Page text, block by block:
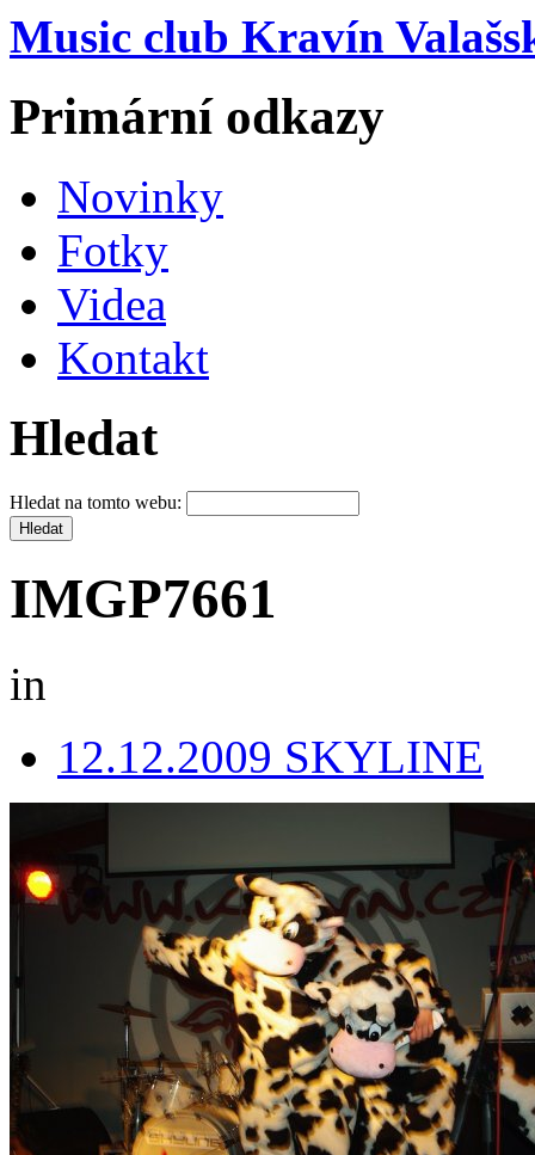
Music club Kravín
Primární odkazy
Novinky
Fotky
Videa
Kontakt
Hledat
Hledat na tomto webu:
IMGP7661
in
12.12.2009 SKYLINE